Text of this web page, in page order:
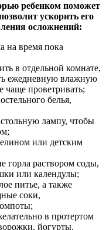
ребенком поможет
ускорить его
осложнений:
на время пока
в отдельной комнате,
ежедневную влажную
чаще проветривать;
белья,
лампу, чтобы
или детским
горла раствором соды,
или календулы;
питье, а также
соки,
в протертом
йогурты,